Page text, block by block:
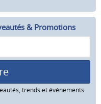
& Promotions
trends et événements